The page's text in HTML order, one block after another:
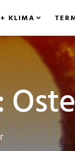
KLIMA